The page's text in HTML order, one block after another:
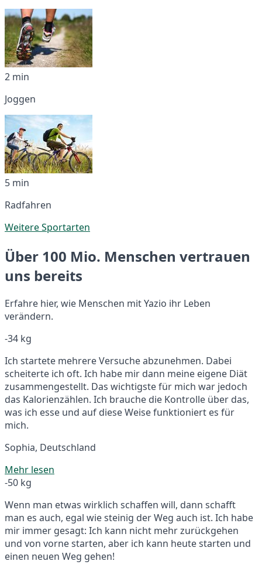
2 min
Joggen
5 min
Radfahren
Weitere Sportarten
Über 100 Mio. Menschen vertrauen
uns bereits
Erfahre hier, wie Menschen mit Yazio ihr Leben
verändern.
-34 kg
Ich startete mehrere Versuche abzunehmen. Dabei
scheiterte ich oft. Ich habe mir dann meine eigene Diät
zusammengestellt. Das wichtigste für mich war jedoch
das Kalorienzählen. Ich brauche die Kontrolle über das,
was ich esse und auf diese Weise funktioniert es für
mich.
Sophia, Deutschland
Mehr lesen
-50 kg
Wenn man etwas wirklich schaffen will, dann schafft
man es auch, egal wie steinig der Weg auch ist. Ich habe
mir immer gesagt: Ich kann nicht mehr zurückgehen
und von vorne starten, aber ich kann heute starten und
einen neuen Weg gehen!